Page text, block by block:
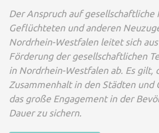
Der Anspruch auf gesellschaftliche
Geflüchteten und anderen
Nordrhein-Westfalen leitet sich
Förderung der gesellschaftlichen
in Nordrhein-Westfalen ab. Es gilt,
Zusammenhalt in den Städten und
das große Engagement in der
Dauer zu sichern.